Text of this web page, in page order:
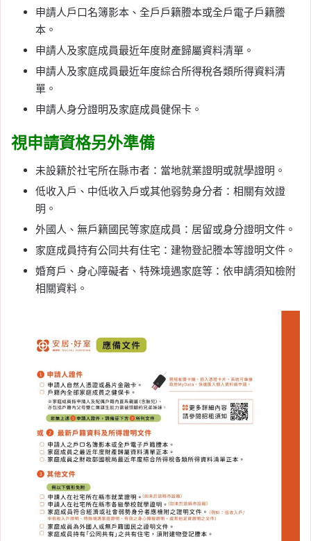
申請人戶口名簿影本、全戶戶籍謄本或全戶電子戶籍謄
本。
申請人及家庭成員最近年度財產歸屬資料清單。
申請人及家庭成員最近年度綜合所得稅各類所得資料清
單。
申請人身分證明及家庭成員健保卡。
視申請資格另外準備
未設籍於社宅所在縣市者：當地就業證明或就學證明。
低收入戶、中低收入戶或其他弱勢身分者：相關有效證
明。
外國人、無戶籍國民等家庭成員：居留或身分證明文件。
家庭成員持有公同共有住宅：建物登記謄本等證明文件。
婚育戶、身心障礙者、特殊境遇家庭等：依申請須知檢附
相關資料。